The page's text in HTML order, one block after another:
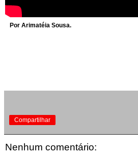
Por Arimatéia Sousa.
Compartilhar
Nenhum comentário: